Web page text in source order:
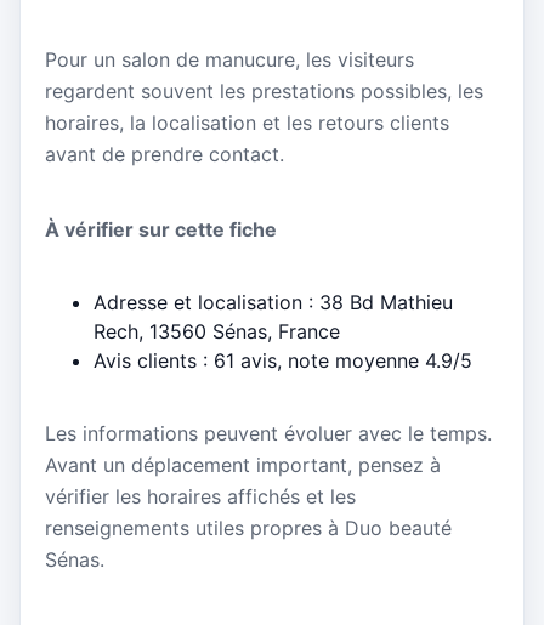
Pour un salon de manucure, les visiteurs
regardent souvent les prestations possibles, les
horaires, la localisation et les retours clients
avant de prendre contact.
À vérifier sur cette fiche
Adresse et localisation : 38 Bd Mathieu
Rech, 13560 Sénas, France
Avis clients : 61 avis, note moyenne 4.9/5
Les informations peuvent évoluer avec le temps.
Avant un déplacement important, pensez à
vérifier les horaires affichés et les
renseignements utiles propres à Duo beauté
Sénas.